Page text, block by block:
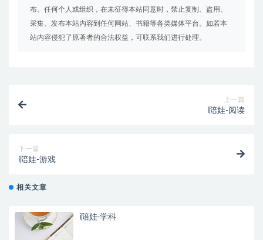
布。任何个人或组织，在未征得本站同意时，禁止复制、盗用、
采集、发布本站内容到任何网站、书籍等各类媒体平台。如若本
站内容侵犯了原著者的合法权益，可联系我们进行处理。
上一篇
i陪娃-阅读
下一篇
i陪娃-游戏
相关文章
i陪娃-学科